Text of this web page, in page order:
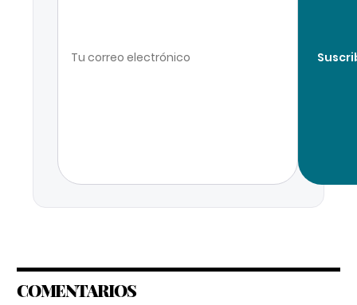
COMENTARIOS